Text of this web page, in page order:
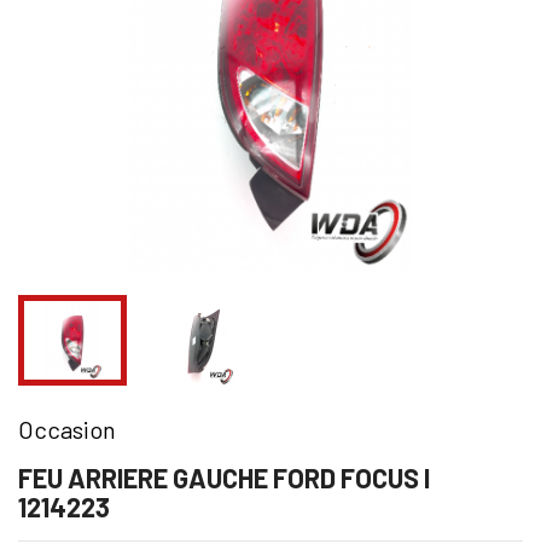
Occasion
FEU ARRIERE GAUCHE FORD FOCUS I
1214223